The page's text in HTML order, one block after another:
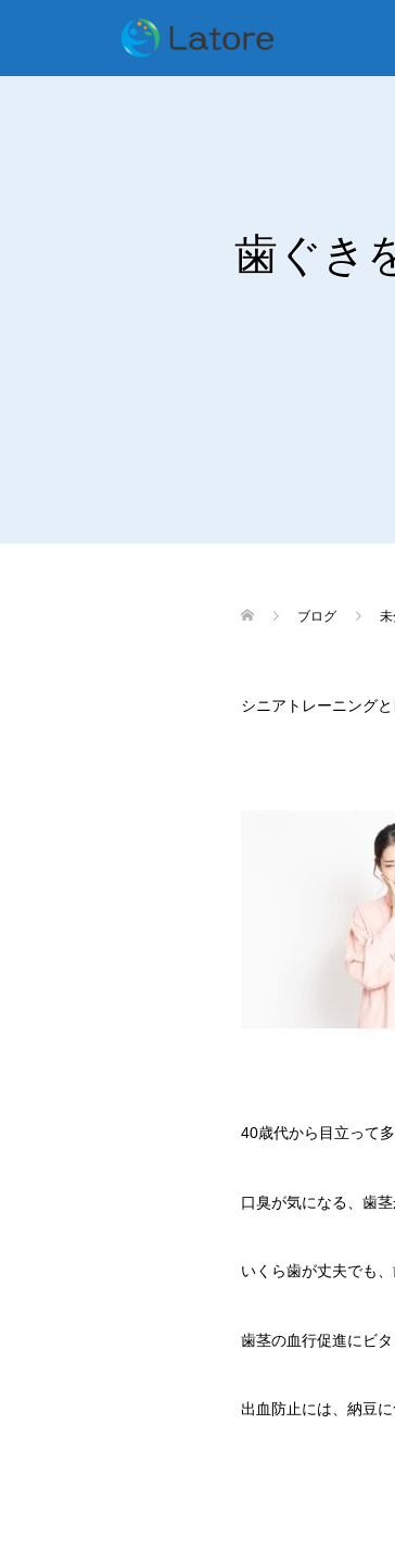
歯ぐき
ブログ
シニアトレーニングと
40歳代から目立って
口臭が気になる、歯
いくら歯が丈夫でも
歯茎の血行促進にビ
出血防止には、納豆